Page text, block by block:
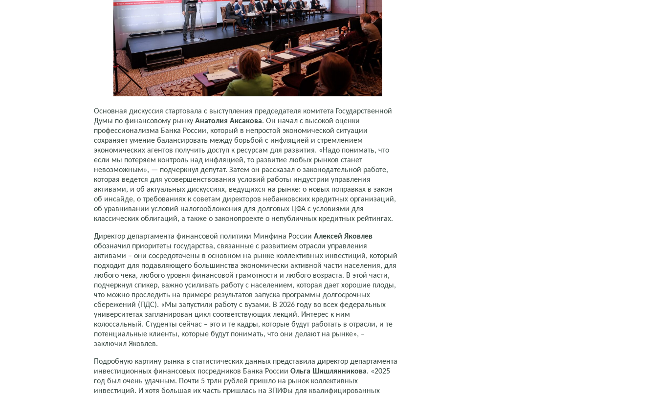
Основная дискуссия стартовала с выступления председателя комитета Государственной
Думы по финансовому рынку Анатолия Аксакова. Он начал с высокой оценки
профессионализма Банка России, который в непростой экономической ситуации
сохраняет умение балансировать между борьбой с инфляцией и стремлением
экономических агентов получить доступ к ресурсам для развития. «Надо понимать, что
если мы потеряем контроль над инфляцией, то развитие любых рынков станет
невозможным», — подчеркнул депутат. Затем он рассказал о законодательной работе,
которая ведется для усовершенствования условий работы индустрии управления
активами, и об актуальных дискуссиях, ведущихся на рынке: о новых поправках в закон
об инсайде, о требованиях к советам директоров небанковских кредитных организаций,
об уравнивании условий налогообложения для долговых ЦФА с условиями для
классических облигаций, а также о законопроекте о непубличных кредитных рейтингах.
Директор департамента финансовой политики Минфина России Алексей Яковлев
обозначил приоритеты государства, связанные с развитием отрасли управления
активами – они сосредоточены в основном на рынке коллективных инвестиций, который
подходит для подавляющего большинства экономически активной части населения, для
любого чека, любого уровня финансовой грамотности и любого возраста. В этой части,
подчеркнул спикер, важно усиливать работу с населением, которая дает хорошие плоды,
что можно проследить на примере результатов запуска программы долгосрочных
сбережений (ПДС). «Мы запустили работу с вузами. В 2026 году во всех федеральных
университетах запланирован цикл соответствующих лекций. Интерес к ним
колоссальный. Студенты сейчас – это и те кадры, которые будут работать в отрасли, и те
потенциальные клиенты, которые будут понимать, что они делают на рынке», –
заключил Яковлев.
Подробную картину рынка в статистических данных представила директор департамента
инвестиционных финансовых посредников Банка России Ольга Шишлянникова. «2025
год был очень удачным. Почти 5 трлн рублей пришло на рынок коллективных
инвестиций. И хотя большая их часть пришлась на ЗПИФы для квалифицированных